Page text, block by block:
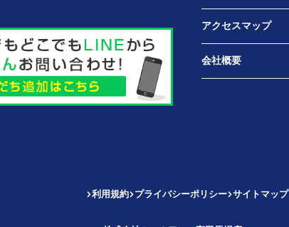
アクセスマップ
会社概要
利用規約 プライバシーポリシー サイトマップ